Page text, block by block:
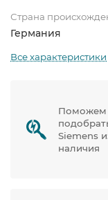
Страна
Германия
Все характеристики
Поможем
Siemens
наличия